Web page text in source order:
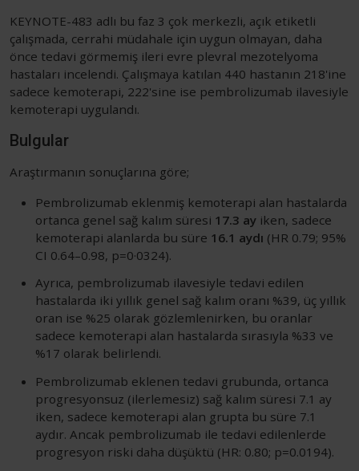
KEYNOTE-483 adlı bu faz 3 çok merkezli, açık etiketli
çalışmada, cerrahi müdahale için uygun olmayan, daha
önce tedavi görmemiş ileri evre plevral mezotelyoma
hastaları incelendi. Çalışmaya katılan 440 hastanın 218'ine
sadece kemoterapi, 222'sine ise pembrolizumab ilavesiyle
kemoterapi uygulandı.
Bulgular
Araştırmanın sonuçlarına göre;
Pembrolizumab eklenmiş kemoterapi alan hastalarda
ortanca genel sağ kalım süresi 17.3 ay iken, sadece
kemoterapi alanlarda bu süre 16.1 aydı (HR 0.79; 95%
CI 0.64–0.98, p=0·0324).
Ayrıca, pembrolizumab ilavesiyle tedavi edilen
hastalarda iki yıllık genel sağ kalım oranı %39, üç yıllık
oran ise %25 olarak gözlemlenirken, bu oranlar
sadece kemoterapi alan hastalarda sırasıyla %33 ve
%17 olarak belirlendi.
Pembrolizumab eklenen tedavi grubunda, ortanca
progresyonsuz (ilerlemesiz) sağ kalım süresi 7.1 ay
iken, sadece kemoterapi alan grupta bu süre 7.1
aydır. Ancak pembrolizumab ile tedavi edilenlerde
progresyon riski daha düşüktü (HR: 0.80; p=0.0194).